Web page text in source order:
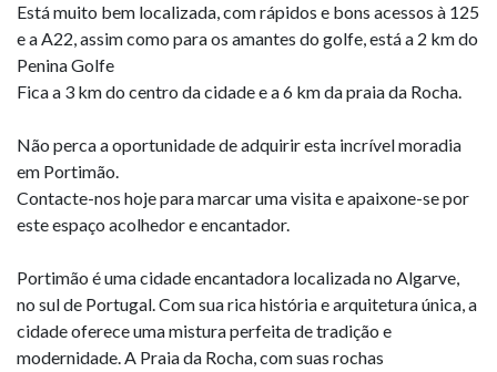
Está muito bem localizada, com rápidos e bons acessos à 125
e a A22, assim como para os amantes do golfe, está a 2 km do
Penina Golfe
Fica a 3 km do centro da cidade e a 6 km da praia da Rocha.
Não perca a oportunidade de adquirir esta incrível moradia
em Portimão.
Contacte-nos hoje para marcar uma visita e apaixone-se por
este espaço acolhedor e encantador.
Portimão é uma cidade encantadora localizada no Algarve,
no sul de Portugal. Com sua rica história e arquitetura única, a
cidade oferece uma mistura perfeita de tradição e
modernidade. A Praia da Rocha, com suas rochas